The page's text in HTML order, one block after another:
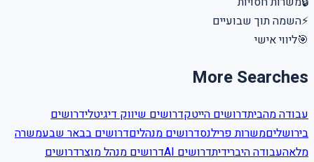
⚡השמה תוך שבועיים
🎯ליווי אישי
More Searches
עבודה מהביתדרושים הייטקדרושים שיווק דיגיטלידרושים
בירושליםמשרות פרילנסדרושים מנהליםדרושים בבאר שבעמשרה
מלאהעבודה היברידיתדרושים AI דרושים מנהל מוצרדרושים